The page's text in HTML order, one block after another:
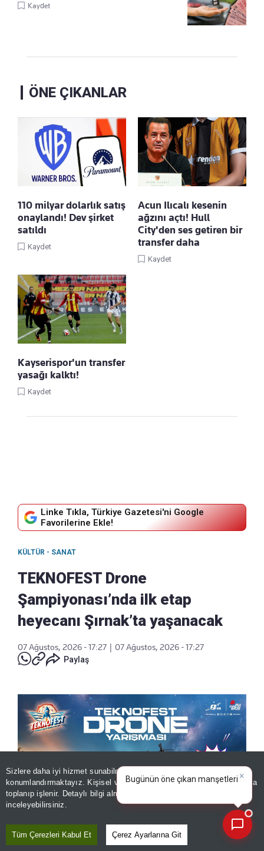
Sizlere daha iyi hizmet sunabilmek adına sitemizde
konumlandırmaktayız. Kişisel verileriniz, KVKK ve GDPR kapsamında
toplanıp işlenir. Detaylı bilgi almak için
inceleyebilirsiniz.
Tüm Çerezleri Kabul Et Çerez Ayarlarına Git
Kaydet
ÖNE ÇIKANLAR
110 milyar dolarlık satış
onaylandı! Dev şirket
satıldı
Kaydet
Acun Ilıcalı kesenin
ağzını açtı! Hull
City'den ses getiren bir
transfer daha
Kaydet
Kayserispor'un transfer
yasağı kalktı!
Kaydet
Linke Tıkla, Türkiye Gazetesi'ni Google
Favorilerine Ekle!
KÜLTÜR - SANAT
TEKNOFEST Drone
Şampiyonası’nda ilk etap
heyecanı Şırnak’ta yaşanacak
07 Ağustos, 2026 - 17:27
07 Ağustos, 2026 - 17:27
Paylaş
TEKNOFEST 2026 kapsamında STM
×
Bugünün öne çıkan manşetleri